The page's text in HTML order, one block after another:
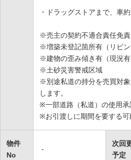
・ドラッグストアまで、車約
※売主の契約不適合責任免責
※増築未登記箇所有（リビン
※建物の歪み傾き有（現況有
※土砂災害警戒区域
※別途私道の持分を売買対
します。
※一部道路（私道）の使用承
※お引渡しに期間を要する可
物件
No
-
次回
予定